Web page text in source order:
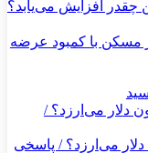
چقدر افزایش می‌یابد؟
مسکن با کمبود عرضه
ایلان ماسک ۱۰۰ میلیون دلار می‌ارزد؟ / پاسخی